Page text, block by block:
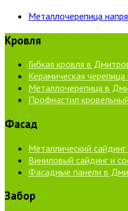
Металлочерепица
Кровля
Гибкая кровля в
Керамическая
Металлочерепица в
Профнастил
Фасад
Металлический
Виниловый сайдинг и
Фасадные панели в
Забор